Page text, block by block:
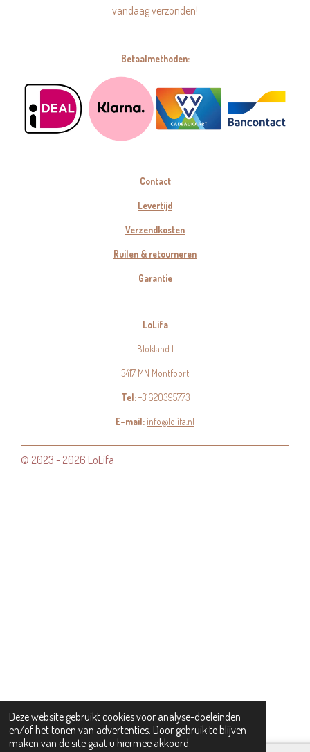
Deze website gebruikt cookies voor analyse-doeleinden
en/of het tonen van advertenties. Door gebruik te blijven
maken van de site gaat u hiermee akkoord.
vandaag verzonden!
Betaalmethoden:
Contact
Levertijd
Verzendkosten
Ruilen & retourneren
Garantie
LoLifa
Blokland 1
3417 MN Montfoort
Tel:+31620395773
E-mail:info@lolifa.nl
© 2023 - 2026 LoLifa